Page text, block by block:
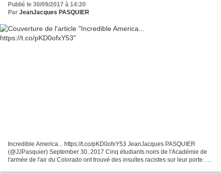
Publié le 30/09/2017 à 14:20
Par JeanJacques PASQUIER
Incredible America... https://t.co/pKD0ofxY53 JeanJacques PASQUIER
(@JJPasquier) September 30, 2017 Cinq étudiants noirs de l'Académie de
l'armée de l'air du Colorado ont trouvé des insultes racistes sur leur porte. Le